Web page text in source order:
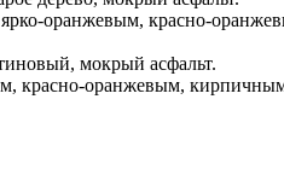
оранжевым, красно-
мокрый асфальт.
красно-оранжевым,